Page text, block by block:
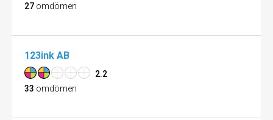
27 omdömen
123ink AB
2.2
33 omdömen